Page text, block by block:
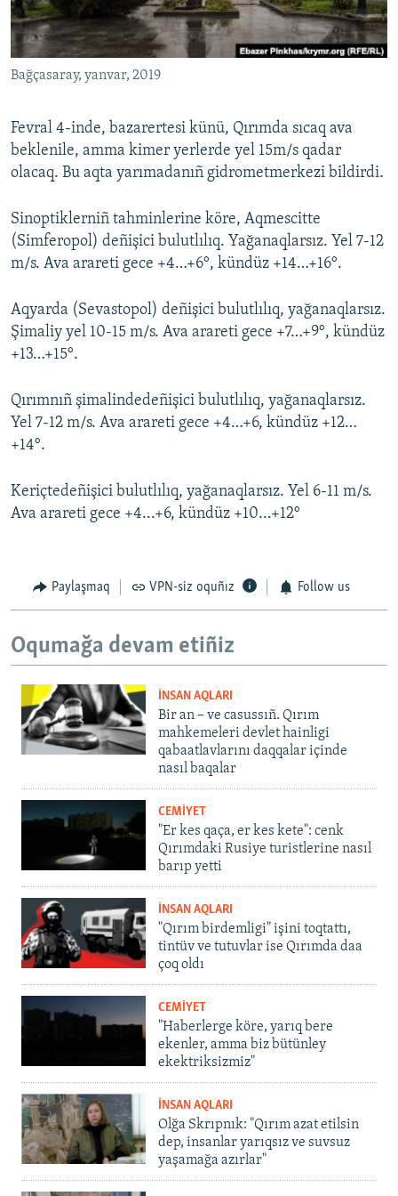
Русский
Українською
Bağçasaray, yanvar, 2019
Fevral 4-inde, bazarertesi künü, Qırımda sıcaq ava
beklenile, amma kimer yerlerde yel 15m/s qadar
olacaq. Bu aqta yarımadanıñ gidrometmerkezi bildirdi.
Sinoptiklerniñ tahminlerine köre, Aqmescitte
(Simferopol) deñişici bulutlılıq. Yağanaqlarsız. Yel 7-12
m/s. Ava arareti gece +4…+6°, kündüz +14…+16°.
Aqyarda (Sevastopol) deñişici bulutlılıq, yağanaqlarsız.
Şimaliy yel 10-15 m/s. Ava arareti gece +7…+9°, kündüz
+13…+15°.
Qırımnıñ şimalindedeñişici bulutlılıq, yağanaqlarsız.
Yel 7-12 m/s. Ava arareti gece +4…+6, kündüz +12…
+14°.
Keriçtedeñişici bulutlılıq, yağanaqlarsız. Yel 6-11 m/s.
Ava arareti gece +4...+6, kündüz +10...+12°
Paylaşmaq VPN-siz oquñız Follow us
Oqumağa devam etiñiz
İNSAN AQLARI
Bir an – ve casussıñ. Qırım
mahkemeleri devlet hainligi
qabaatlavlarını daqqalar içinde
nasıl baqalar
CEMİYET
"Er kes qaça, er kes kete": cenk
Qırımdaki Rusiye turistlerine nasıl
barıp yetti
İNSAN AQLARI
"Qırım birdemligi" işini toqtattı,
tintüv ve tutuvlar ise Qırımda daa
çoq oldı
CEMİYET
"Haberlerge köre, yarıq bere
ekenler, amma biz bütünley
ekektriksizmiz"
İNSAN AQLARI
Olğa Skrıpnık: "Qırım azat etilsin
dep, insanlar yarıqsız ve suvsuz
yaşamağa azırlar"